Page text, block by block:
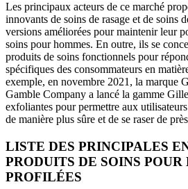
Les principaux acteurs de ce marché
innovants de soins de rasage et de soins
versions améliorées pour maintenir leur
soins pour hommes. En outre, ils se
produits de soins fonctionnels pour
spécifiques des consommateurs en
exemple, en novembre 2021, la marque
Gamble Company a lancé la gamme
exfoliantes pour permettre aux
de manière plus sûre et de se raser de
LISTE DES PRINCIPALES
PRODUITS DE SOINS POUR
PROFILÉES